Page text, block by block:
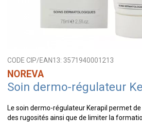
CODE CIP/EAN13: 3571940001213
NOREVA
Soin dermo-régulateur
Le soin dermo-régulateur Kerapil permet
des rugosités ainsi que de limiter la